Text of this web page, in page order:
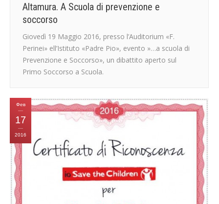
Altamura. A Scuola di prevenzione e
soccorso
Giovedì 19 Maggio 2016, presso l’Auditorium «F.
Perinei» ell’Istituto «Padre Pio», evento ​»…a scuola di
Prevenzione e Soccorso», un dibattito aperto sul
Primo Soccorso a Scuola.
Фев
17
2016